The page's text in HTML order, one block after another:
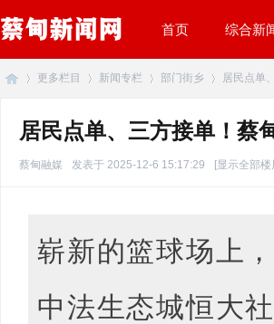
首页 综合新
更多栏目 新闻专栏 部门街乡 居民点单
居民点单、三方接单！蔡
蔡甸融媒 发表于 2025-12-6 15:17:29 [显示全部楼
崭新的篮球场上
中法生态城恒大